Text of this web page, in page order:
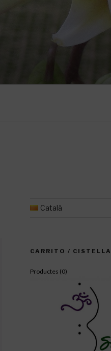
Català
CARRITO / CISTELLA
Productes (0)